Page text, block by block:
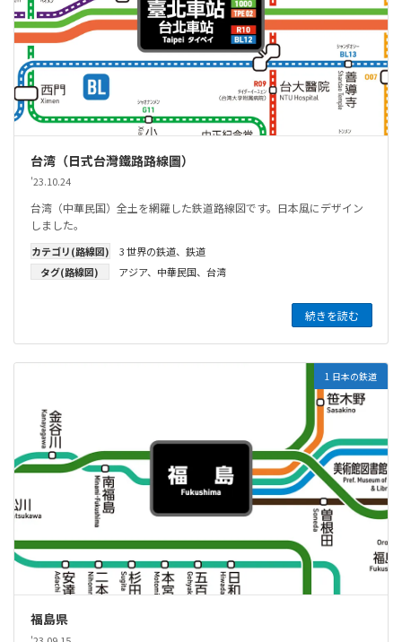
台湾（日式台灣鐵路路線圖）
'23.10.24
台湾（中華民国）全土を網羅した鉄道路線図です。日本風にデザイン
しました。
カテゴリ(路線図) 3 世界の鉄道、 鉄道
タグ(路線図)
アジア、 中華民国、 台湾
続きを読む
1 日本の鉄道
福島県